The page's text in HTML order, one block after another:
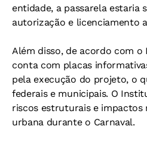
entidade, a passarela estaria
autorização e licenciamento
Além disso, de acordo com o
conta com placas
pela execução do projeto, o
federais e municipais. O
riscos estruturais e impactos
urbana durante o Carnaval.